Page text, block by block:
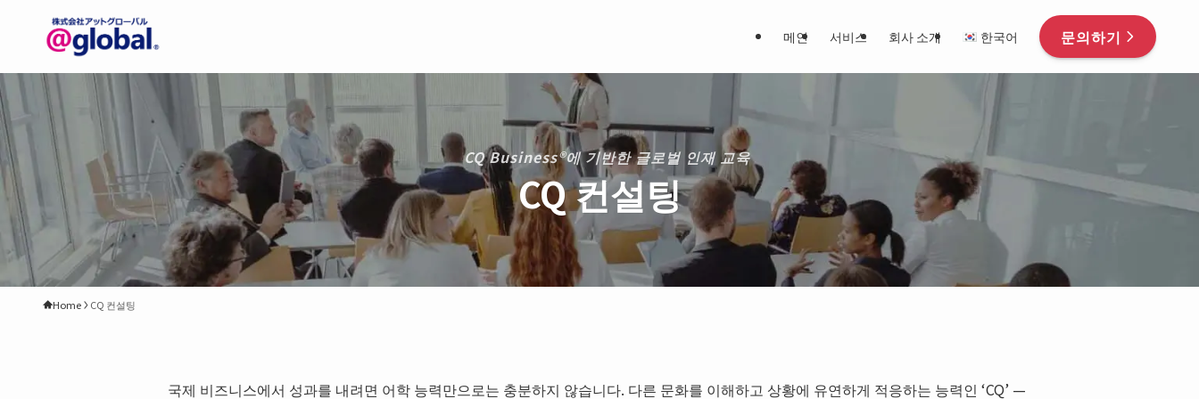
메인 서비스 회사 소개 한국어 문의하기
CQ 컨설팅
CQ Business®에 기반한 글로벌 인재 교육
Home CQ 컨설팅
국제 비즈니스에서 성과를 내려면 어학 능력만으로는 충분하지 않습니다. 다른 문화를 이해하고 상황에 유연하게 적응하는 능력인 ‘CQ’ —